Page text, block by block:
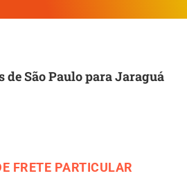
de São Paulo para Jaraguá
FRETE PARTICULAR